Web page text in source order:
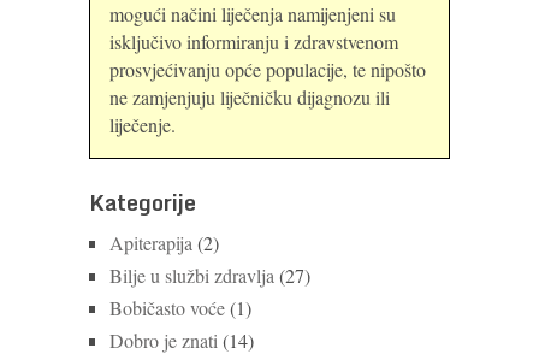
mogući načini liječenja namijenjeni su
isključivo informiranju i zdravstvenom
prosvjećivanju opće populacije, te nipošto
ne zamjenjuju liječničku dijagnozu ili
liječenje.
Kategorije
Apiterapija (2)
Bilje u službi zdravlja (27)
Bobičasto voće(1)
Dobro je znati (14)